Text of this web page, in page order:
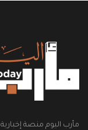
مأرب اليوم منصة